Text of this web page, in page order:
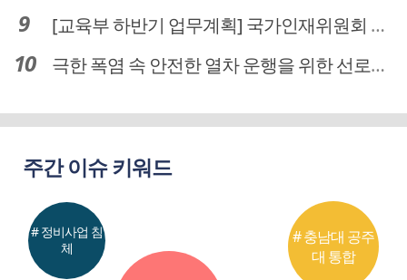
[교육부 하반기 업무계획] 국가인재위원회 신설… 거점국립대 3곳 성장엔진·AI 분야 패키지 지원
극한 폭염 속 안전한 열차 운행을 위한 선로관리
주간 이슈 키워드
# 충남대 공주
대 통합
# 정비사업 침
체